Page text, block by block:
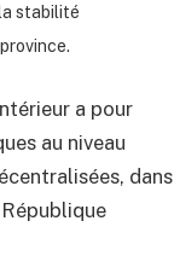
stabilité
a pour
au niveau
dans